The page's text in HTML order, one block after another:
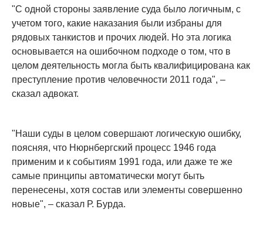
"С одной стороны заявление суда было логичным, с
учетом того, какие наказания были избраны для
рядовых танкистов и прочих людей. Но эта логика
основывается на ошибочном подходе о том, что в
целом деятельность могла быть квалифицирована как
преступление против человечности 2011 года", –
сказал адвокат.
"Наши суды в целом совершают логическую ошибку,
поясняя, что Нюрнбергский процесс 1946 года
применим и к событиям 1991 года, или даже те же
самые принципы автоматически могут быть
перенесены, хотя состав или элементы совершенно
новые", – сказал Р. Бурда.